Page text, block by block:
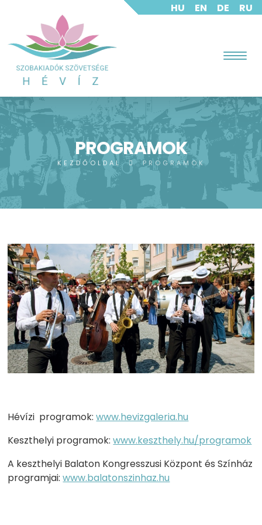
HU EN DE RU
PROGRAMOK
KEZDŐOLDAL PROGRAMOK
Hévízi programok:www.hevizgaleria.hu
Keszthelyi programok:www.keszthely.hu/programok
A keszthelyi Balaton Kongresszusi Központ és Színház
programjai:www.balatonszinhaz.hu